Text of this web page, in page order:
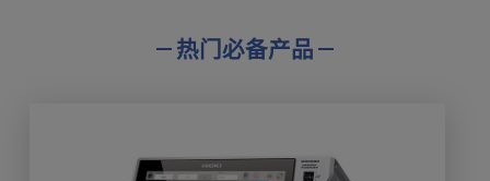
热门必备产品